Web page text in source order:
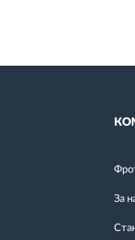
За